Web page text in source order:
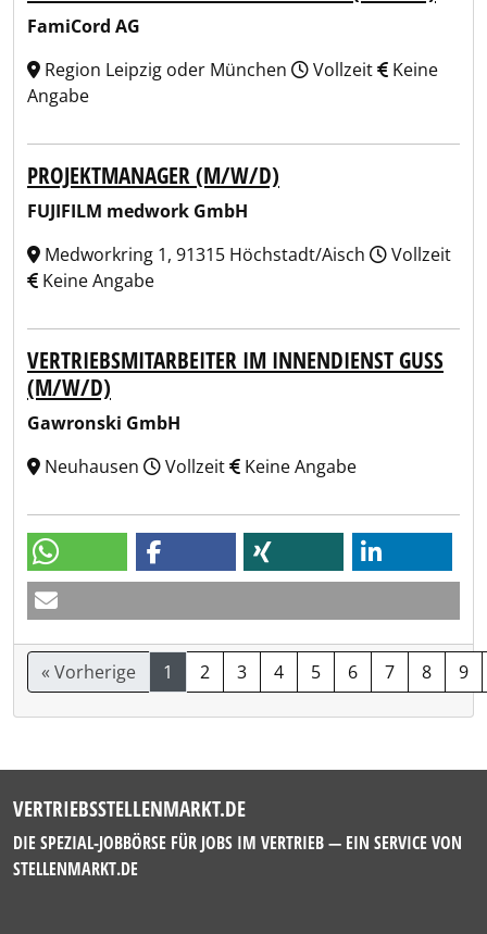
FamiCord AG
Region Leipzig oder München
Vollzeit
Keine
Angabe
PROJEKTMANAGER (M/W/D)
FUJIFILM medwork GmbH
Medworkring 1, 91315 Höchstadt/Aisch
Vollzeit
Keine Angabe
VERTRIEBSMITARBEITER IM INNENDIENST GUSS
(M/W/D)
Gawronski GmbH
Neuhausen
Vollzeit Keine Angabe
« Vorherige 1 2 3 4 5 6 7 8 9
VERTRIEBSSTELLENMARKT.DE
DIE SPEZIAL-JOBBÖRSE FÜR JOBS IM VERTRIEB — EIN SERVICE VON
STELLENMARKT.DE